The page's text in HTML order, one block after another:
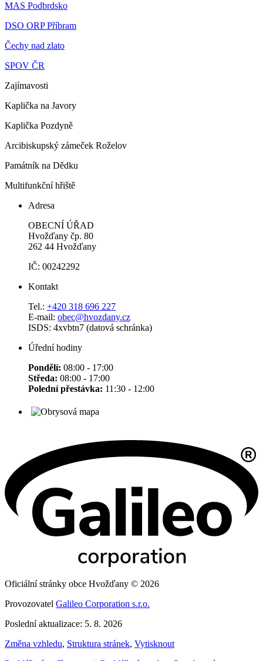
MAS Podbrdsko
DSO ORP Příbram
Čechy nad zlato
SPOV ČR
Zajímavosti
Kaplička na Javory
Kaplička Pozdyně
Arcibiskupský zámeček Roželov
Památník na Dědku
Multifunkční hřiště
Adresa
OBECNÍ ÚŘAD
Hvožďany čp. 80
262 44 Hvožďany
IČ: 00242292
Kontakt
Tel.: +420 318 696 227
E-mail: obec@hvozdany.cz
ISDS: 4xvbtn7 (datová schránka)
Úřední hodiny
Pondělí: 08:00 - 17:00
Středa: 08:00 - 17:00
Polední přestávka: 11:30 - 12:00
Oficiální stránky obce Hvožďany © 2026
Provozovatel Galileo Corporation s.r.o.
Poslední aktualizace: 5. 8. 2026
Změna vzhledu, Struktura stránek, Vytisknout